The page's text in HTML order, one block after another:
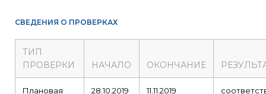
СВЕДЕНИЯ О ПРОВЕРКАХ
ТИП
ПРОВЕРКИ
НАЧАЛО ОКОНЧАНИЕ
Плановая 28.10.2019 11.11.2019